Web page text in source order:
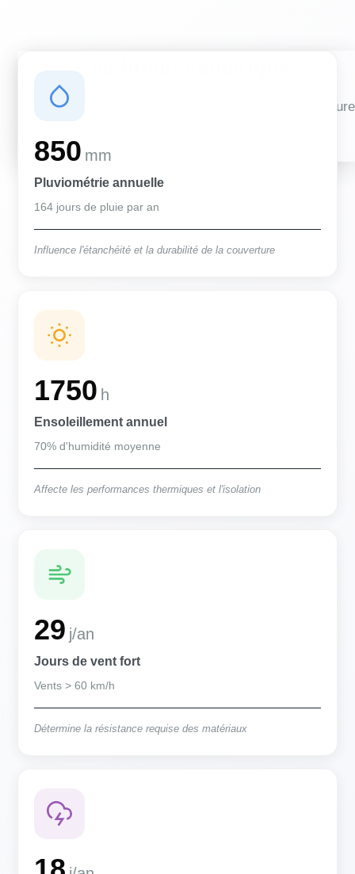
Des conditions qui influencent vos travaux de couverture
850 mm
Pluviométrie annuelle
164 jours de pluie par an
Influence l'étanchéité et la durabilité de la couverture
1750 h
Ensoleillement annuel
70% d'humidité moyenne
Affecte les performances thermiques et l'isolation
29 j/an
Jours de vent fort
Vents > 60 km/h
Détermine la résistance requise des matériaux